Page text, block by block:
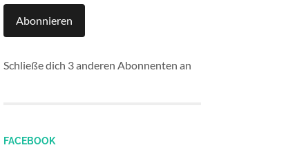
Abonnieren
Schließe dich 3 anderen Abonnenten an
FACEBOOK